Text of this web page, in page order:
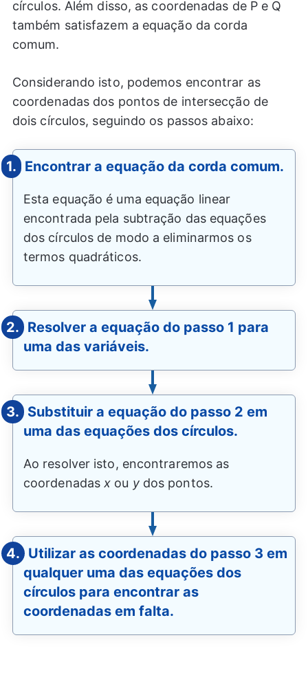
círculos. Além disso, as coordenadas de P e Q
também satisfazem a equação da corda
comum.
Considerando isto, podemos encontrar as
coordenadas dos pontos de intersecção de
dois círculos, seguindo os passos abaixo:
1. Encontrar a equação da corda comum.
Esta equação é uma equação linear
encontrada pela subtração das equações
dos círculos de modo a eliminarmos os
termos quadráticos.
2. Resolver a equação do passo 1 para
uma das variáveis.
3. Substituir a equação do passo 2 em
uma das equações dos círculos.
Ao resolver isto, encontraremos as
coordenadasx ou ydos pontos.
4. Utilizar as coordenadas do passo 3 em
qualquer uma das equações dos
círculos para encontrar as
coordenadas em falta.